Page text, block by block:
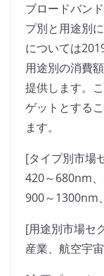
ブロードバン
プ別と用途別
については
用途別の消費
提供します。
ゲットとする
ます。
[タイプ別市場
420～680nm
900～1300nm
[用途別市場セ
産業、航空宇